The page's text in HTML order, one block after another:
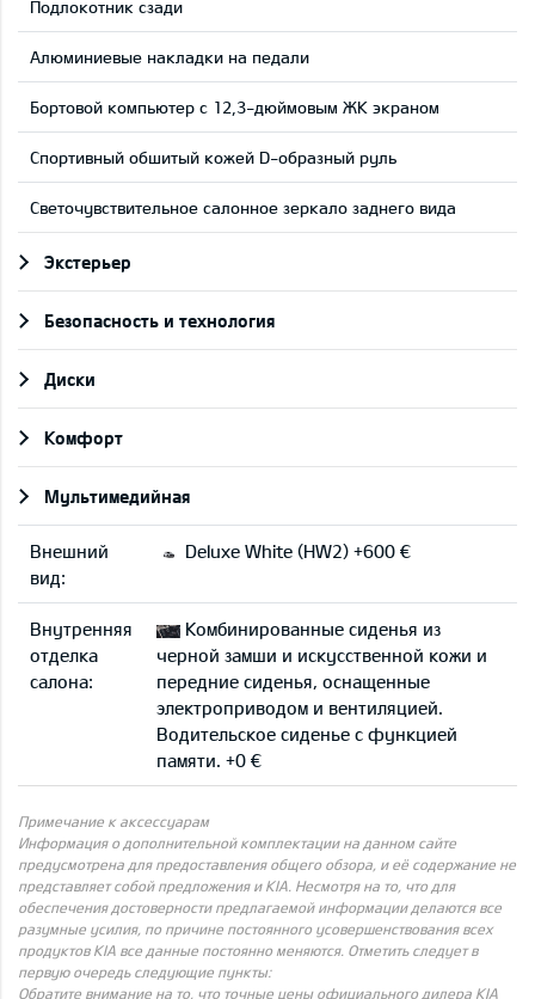
Подлокотник сзади
Aлюминиевые накладки на педали
Бортовой компьютер с 12,3-дюймовым ЖК экраном
Cпортивный обшитый кожей D-образный руль
Светочувствительное салонное зеркало заднего вида
Экстерьер
Безопасность и технология
Диски
Комфорт
Мультимедийная
Внешний
вид:
Deluxe White (HW2) +600 €
Внутренняя
отделка
салона:
Комбинированные сиденья из
черной замши и искусственной кожи и
передние сиденья, оснащенные
электроприводом и вентиляцией.
Водительское сиденье с функцией
памяти. +0 €
Примечание к аксессуарам
Информация о дополнительной комплектации на данном сайте
предусмотрена для предоставления общего обзора, и её содержание не
представляет собой предложения и KIA. Несмотря на то, что для
обеспечения достоверности предлагаемой информации делаются все
разумные усилия, по причине постоянного усовершенствования всех
продуктов KIA все данные постоянно меняются. Отметить следует в
первую очередь следующие пункты:
Обратите внимание на то, что точные цены официального дилера KIA